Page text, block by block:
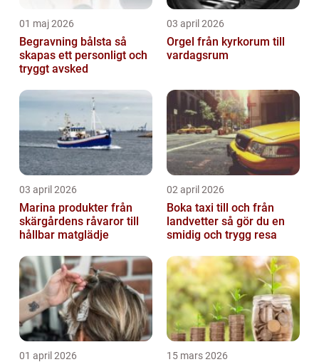
01 maj 2026
Begravning bålsta så
skapas ett personligt och
tryggt avsked
03 april 2026
Orgel från kyrkorum till
vardagsrum
03 april 2026
Marina produkter från
skärgårdens råvaror till
hållbar matglädje
02 april 2026
Boka taxi till och från
landvetter så gör du en
smidig och trygg resa
01 april 2026 15 mars 2026